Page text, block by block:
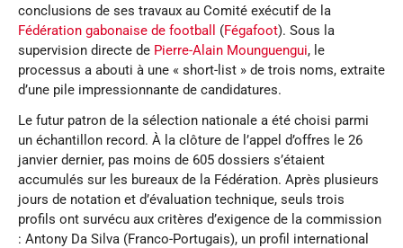
conclusions de ses travaux au Comité exécutif de la
Fédération gabonaise de football
(Fégafoot). Sous la
supervision directe de Pierre-Alain Mounguengui, le
processus a abouti à une « short-list » de trois noms, extraite
d’une pile impressionnante de candidatures.
Le futur patron de la sélection nationale a été choisi parmi
un échantillon record. À la clôture de l’appel d’offres le 26
janvier dernier, pas moins de 605 dossiers s’étaient
accumulés sur les bureaux de la Fédération. Après plusieurs
jours de notation et d’évaluation technique, seuls trois
profils ont survécu aux critères d’exigence de la commission
: Antony Da Silva (Franco-Portugais), un profil international